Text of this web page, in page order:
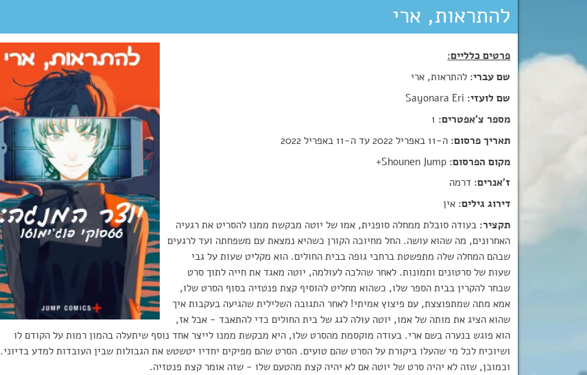
להתראות, ארי
פרטים כלליים:
שם עברי: להתראות, ארי
שם לועזי:
מספר צ'אפטרים:
תאריך פרסום: ה-11 באפריל 2022 עד ה-11 באפריל 2022
מקום הפרסום:
ז'אנרים: דרמה
דירוג גילים: אין
תקציר: בעודה סובלת ממחלה סופנית, אמו של יוטה מבקשת ממנו להסריט את רגעיה
האחרונים, מה שהוא עושה. החל מחיוכה הקורן כשהיא נמצאת עם משפחתה ועד לרגעים
שבהם המחלה שלה מתפשטת ברחבי גופה בבית החולים. הוא מקליט שעות על גבי
שעות של סרטונים ותמונות. לאחר שהלכה לעולמה, יוטה מאגד את חייה לתוך סרט
שבחר להקרין בבית הספר שלו, כשהוא מחליט להוסיף קצת פנטזיה בסוף הסרט שלו,
אמא מתה שמתפוצצת, עם פיצוץ אמיתי! לאחר התגובה השלילית שהגיעה בעקבות איך
שהוא הציג את מותה של אמו, יוטה עולה לגג של בית החולים כדי להתאבד - אבל אז,
הוא פוגש בנערה בשם ארי. בעודה מוקסמת מהסרט שלו, היא מבקשת ממנו לייצר אחד נוסף שיתעלה בהמון רמות על הקודם לו
ושיוכיח לכל מי שהעלו ביקורת על הסרט שהם טועים. הסרט שהם מפיקים יחדיו יטשטש את הגבולות שבין העובדות למדע בדיוני.
וכמובן, שזה לא יהיה סרט של יוטה אם לא יהיה קצת מהטעם שלו - שזה אומר קצת פנטזיה.